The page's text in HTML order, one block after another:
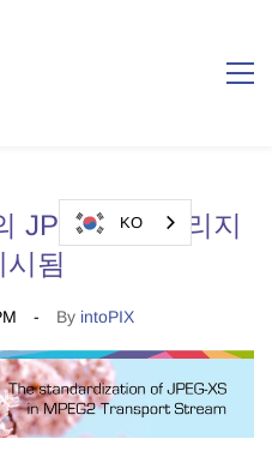
JPEG XS 캐리지
시됨
By intoPIX
KO